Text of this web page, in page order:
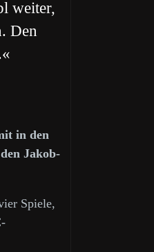
weiter,
Den
in den
Jakob-
Spiele,